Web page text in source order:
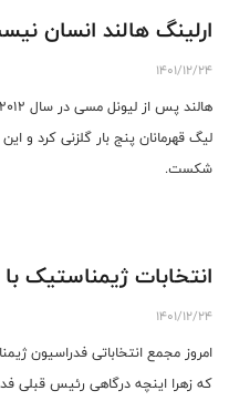
ارلینگ هالند انسان
1401/12/24
لیگ قهرمانان پنج بار گلزنی کرد و
شکست.
انتخابات ژیمناستیک
1401/12/24
امروز مجمع انتخاباتی فدراسیون